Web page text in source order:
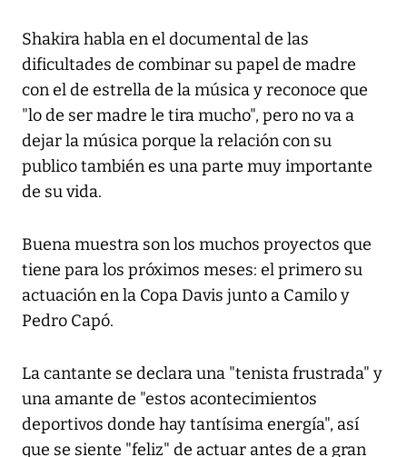
Shakira habla en el documental de las
dificultades de combinar su papel de madre
con el de estrella de la música y reconoce que
"lo de ser madre le tira mucho", pero no va a
dejar la música porque la relación con su
publico también es una parte muy importante
de su vida.
Buena muestra son los muchos proyectos que
tiene para los próximos meses: el primero su
actuación en la Copa Davis junto a Camilo y
Pedro Capó.
La cantante se declara una "tenista frustrada" y
una amante de "estos acontecimientos
deportivos donde hay tantísima energía", así
que se siente "feliz" de actuar antes de a gran